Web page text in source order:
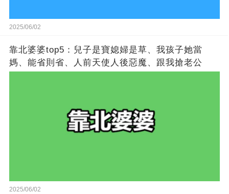
2025/06/02
靠北婆婆top5：兒子是寶媳婦是草​​、我孩子她當
媽、能省則省、人前天使人後惡魔​​、跟我搶老公
2025/06/02